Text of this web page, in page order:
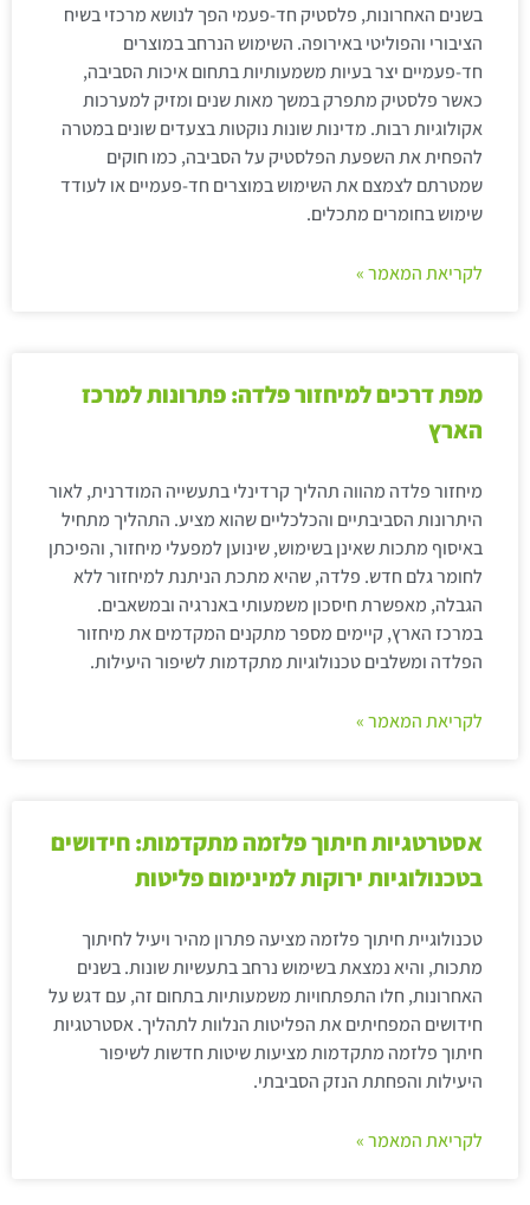
בשנים האחרונות, פלסטיק חד-פעמי הפך לנושא מרכזי בשיח
הציבורי והפוליטי באירופה. השימוש הנרחב במוצרים
חד-פעמיים יצר בעיות משמעותיות בתחום איכות הסביבה,
כאשר פלסטיק מתפרק במשך מאות שנים ומזיק למערכות
אקולוגיות רבות. מדינות שונות נוקטות בצעדים שונים במטרה
להפחית את השפעת הפלסטיק על הסביבה, כמו חוקים
שמטרתם לצמצם את השימוש במוצרים חד-פעמיים או לעודד
שימוש בחומרים מתכלים.
לקריאת המאמר »
מפת דרכים למיחזור פלדה: פתרונות למרכז
הארץ
מיחזור פלדה מהווה תהליך קרדינלי בתעשייה המודרנית, לאור
היתרונות הסביבתיים והכלכליים שהוא מציע. התהליך מתחיל
באיסוף מתכות שאינן בשימוש, שינוען למפעלי מיחזור, והפיכתן
לחומר גלם חדש. פלדה, שהיא מתכת הניתנת למיחזור ללא
הגבלה, מאפשרת חיסכון משמעותי באנרגיה ובמשאבים.
במרכז הארץ, קיימים מספר מתקנים המקדמים את מיחזור
הפלדה ומשלבים טכנולוגיות מתקדמות לשיפור היעילות.
לקריאת המאמר »
אסטרטגיות חיתוך פלזמה מתקדמות: חידושים
בטכנולוגיות ירוקות למינימום פליטות
טכנולוגיית חיתוך פלזמה מציעה פתרון מהיר ויעיל לחיתוך
מתכות, והיא נמצאת בשימוש נרחב בתעשיות שונות. בשנים
האחרונות, חלו התפתחויות משמעותיות בתחום זה, עם דגש על
חידושים המפחיתים את הפליטות הנלוות לתהליך. אסטרטגיות
חיתוך פלזמה מתקדמות מציעות שיטות חדשות לשיפור
היעילות והפחתת הנזק הסביבתי.
לקריאת המאמר »